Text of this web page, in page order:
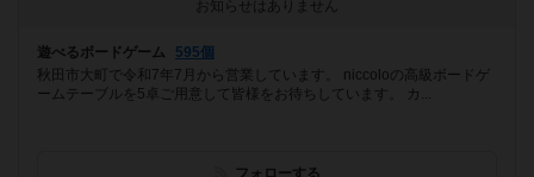
お知らせはありません
遊べるボードゲーム
595個
秋田市大町で令和7年7月から営業しています。 niccoloの高級ボードゲ
ームテーブルを5卓ご用意して皆様をお待ちしています。 カ...
フォローする